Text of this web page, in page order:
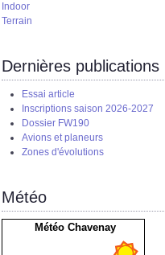
Indoor
Terrain
Dernières publications
Essai article
Inscriptions saison 2026-2027
Dossier FW190
Avions et planeurs
Zones d'évolutions
Météo
Météo Chavenay